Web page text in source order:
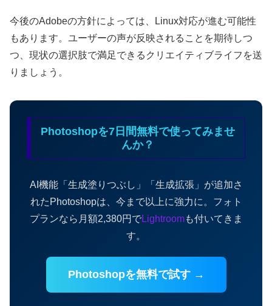
今後のAdobeの方針によっては、Linux対応が進む可能性
もあります。ユーザーの声が反映されることを期待しつ
つ、現状の選択肢で満足できるクリエイティブライフを送
りましょう。
Photoshopを7日間無料で使ってみませ
んか？
AI機能「生成塗りつぶし」「生成拡張」が追加さ
れたPhotoshopは、今まで以上に強力に。フォト
プランなら月額2,380円でLightroomも付いてきま
す。
Photoshopを無料で試す →